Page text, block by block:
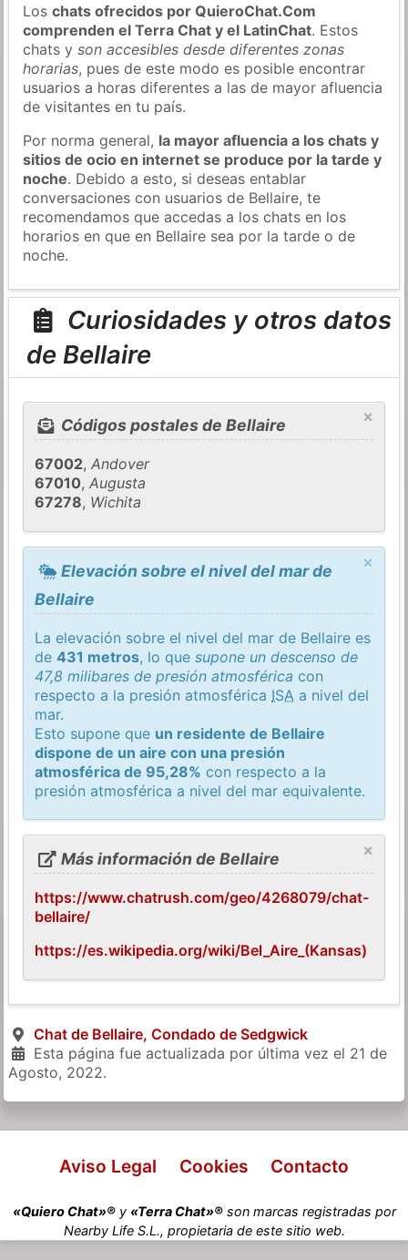
Loschats ofrecidos por QuieroChat.Com
comprenden el Terra Chat y el LatinChat. Estos
chats yson accesibles desde diferentes zonas
horarias, pues de este modo es posible encontrar
usuarios a horas diferentes a las de mayor afluencia
de visitantes en tu país.
Por norma general, la mayor afluencia a los chats y
sitios de ocio en internet se produce por la tarde y
noche. Debido a esto, si deseas entablar
conversaciones con usuarios de Bellaire, te
recomendamos que accedas a los chats en los
horarios en que en Bellaire sea por la tarde o de
noche.
Curiosidades y otros datos
de Bellaire
×
Códigos postales de Bellaire
67002,Andover
67010,Augusta
67278, Wichita
×
Elevación sobre el nivel del mar de
Bellaire
La elevación sobre el nivel del mar de Bellaire es
de431 metros, lo quesupone un descenso de
47,8 milibares de presión atmosférica con
respecto a la presión atmosférica ISA a nivel del
mar.
Esto supone que un residente de Bellaire
dispone de un aire con una presión
atmosférica de 95,28% con respecto a la
presión atmosférica a nivel del mar equivalente.
×
Más información de Bellaire
https://www.chatrush.com/geo/4268079/chat-
bellaire/
https://es.wikipedia.org/wiki/Bel_Aire_(Kansas)
Chat de Bellaire, Condado de Sedgwick
Esta página fue actualizada por última vez el 21 de
Agosto, 2022.
Aviso Legal Cookies Contacto
«Quiero Chat»®y «Terra Chat»®son marcas registradas por
Nearby Life S.L., propietaria de este sitio web.